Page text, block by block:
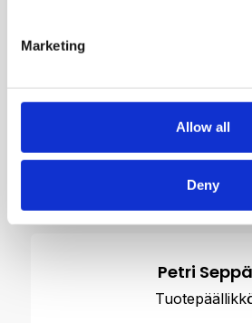
Marketing
Allow all
Deny
Ota
Petri Seppä